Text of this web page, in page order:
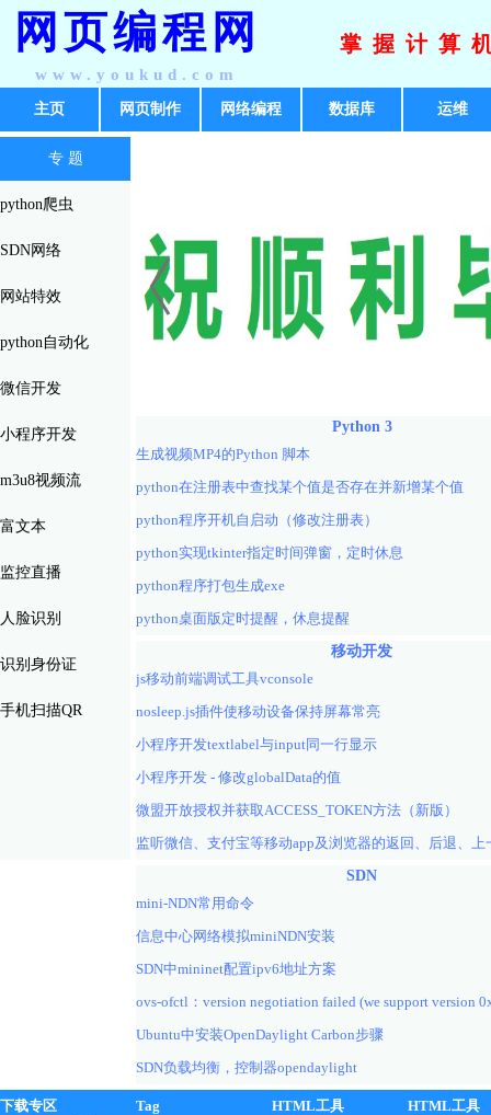
网页编程网
www.youkud.com
掌握计算
主页 网页制作 网络编程 数据库 运维
专 题
python爬虫
SDN网络
网站特效
python自动化
微信开发
小程序开发
m3u8视频流
富文本
监控直播
人脸识别
识别身份证
手机扫描QR
Python 3
生成视频MP4的Python 脚本
python在注册表中查找某个值是否存在并新增某个值
python程序开机自启动（修改注册表）
python实现tkinter指定时间弹窗，定时休息
python程序打包生成exe
python桌面版定时提醒，休息提醒
移动开发
js移动前端调试工具vconsole
nosleep.js插件使移动设备保持屏幕常亮
小程序开发textlabel与input同一行显示
小程序开发 - 修改globalData的值
微盟开放授权并获取ACCESS_TOKEN方法（新版）
SDN
mini-NDN常用命令
信息中心网络模拟miniNDN安装
SDN中mininet配置ipv6地址方案
ovs-ofctl：version negotiation failed (we support version
Ubuntu中安装OpenDaylight Carbon步骤
SDN负载均衡，控制器opendaylight
下载专区
Tag
HTML工具
HTML工具